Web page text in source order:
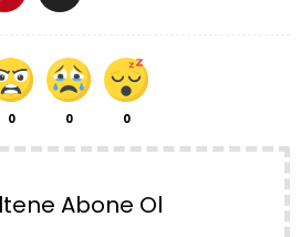
0 0 0
Abone Ol